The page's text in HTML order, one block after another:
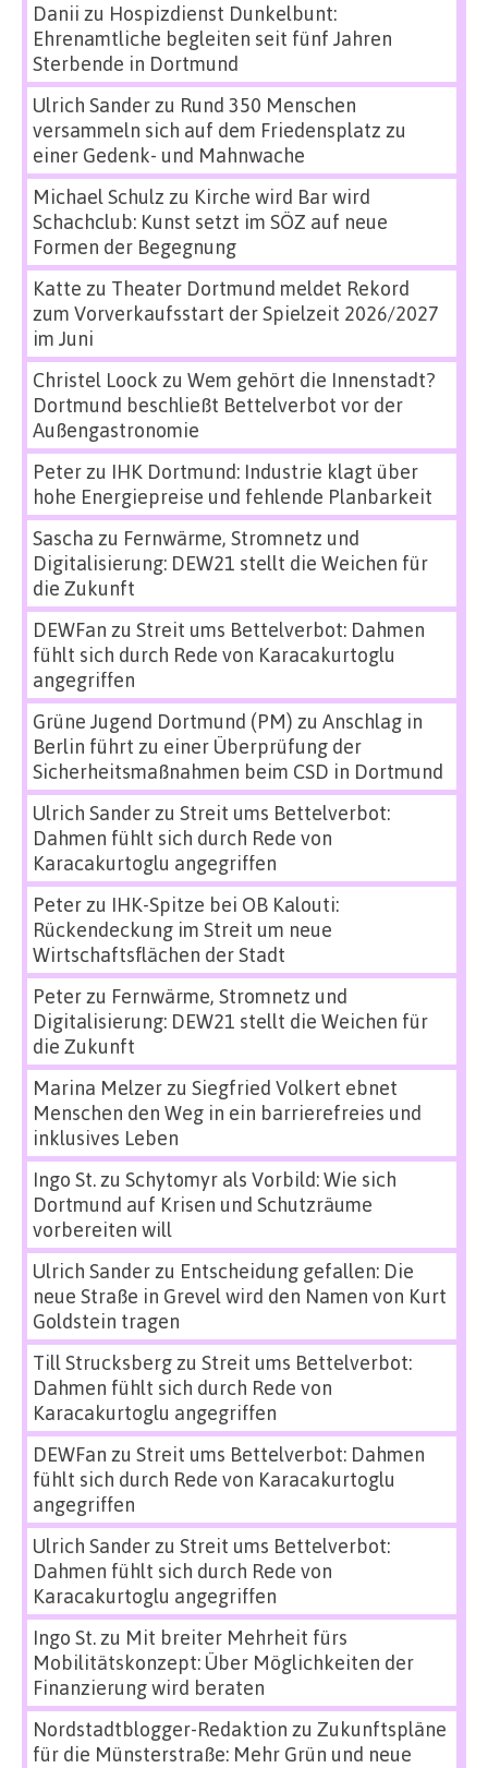
Danii zu Hospizdienst Dunkelbunt:
Ehrenamtliche begleiten seit fünf Jahren
Sterbende in Dortmund
Ulrich Sanderzu Rund 350 Menschen
versammeln sich auf dem Friedensplatz zu
einer Gedenk- und Mahnwache
Michael Schulz zu Kirche wird Bar wird
Schachclub: Kunst setzt im SÖZ auf neue
Formen der Begegnung
Katte zu Theater Dortmund meldet Rekord
zum Vorverkaufsstart der Spielzeit 2026/2027
im Juni
Christel Loock zu Wem gehört die Innenstadt?
Dortmund beschließt Bettelverbot vor der
Außengastronomie
Peterzu IHK Dortmund: Industrie klagt über
hohe Energiepreise und fehlende Planbarkeit
Sascha zu Fernwärme, Stromnetz und
Digitalisierung: DEW21 stellt die Weichen für
die Zukunft
DEWFan zu Streit ums Bettelverbot: Dahmen
fühlt sich durch Rede von Karacakurtoglu
angegriffen
Grüne Jugend Dortmund (PM) zu Anschlag in
Berlin führt zu einer Überprüfung der
Sicherheitsmaßnahmen beim CSD in Dortmund
Ulrich Sanderzu Streit ums Bettelverbot:
Dahmen fühlt sich durch Rede von
Karacakurtoglu angegriffen
Peterzu IHK-Spitze bei OB Kalouti:
Rückendeckung im Streit um neue
Wirtschaftsflächen der Stadt
Peterzu Fernwärme, Stromnetz und
Digitalisierung: DEW21 stellt die Weichen für
die Zukunft
Marina Melzerzu Siegfried Volkert ebnet
Menschen den Weg in ein barrierefreies und
inklusives Leben
Ingo St.zu Schytomyr als Vorbild: Wie sich
Dortmund auf Krisen und Schutzräume
vorbereiten will
Ulrich Sanderzu Entscheidung gefallen: Die
neue Straße in Grevel wird den Namen von Kurt
Goldstein tragen
Till Strucksbergzu Streit ums Bettelverbot:
Dahmen fühlt sich durch Rede von
Karacakurtoglu angegriffen
DEWFan zu Streit ums Bettelverbot: Dahmen
fühlt sich durch Rede von Karacakurtoglu
angegriffen
Ulrich Sanderzu Streit ums Bettelverbot:
Dahmen fühlt sich durch Rede von
Karacakurtoglu angegriffen
Ingo St.zu Mit breiter Mehrheit fürs
Mobilitätskonzept: Über Möglichkeiten der
Finanzierung wird beraten
Nordstadtblogger-Redaktion zu Zukunftspläne
für die Münsterstraße: Mehr Grün und neue